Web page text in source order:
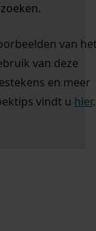
zoeken.
van
van deze
en meer
vindt u hier.